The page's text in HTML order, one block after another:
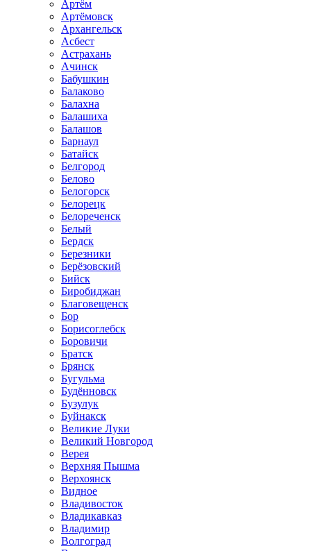
Артём
Артёмовск
Архангельск
Асбест
Астрахань
Ачинск
Бабушкин
Балаково
Балахна
Балашиха
Балашов
Барнаул
Батайск
Белгород
Белово
Белогорск
Белорецк
Белореченск
Белый
Бердск
Березники
Берёзовский
Бийск
Биробиджан
Благовещенск
Бор
Борисоглебск
Боровичи
Братск
Брянск
Бугульма
Будённовск
Бузулук
Буйнакск
Великие Луки
Великий Новгород
Верея
Верхняя Пышма
Верхоянск
Видное
Владивосток
Владикавказ
Владимир
Волгоград